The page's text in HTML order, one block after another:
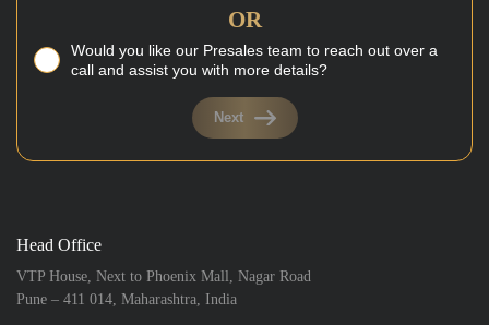
OR
Would you like our Presales team to reach out over a
call and assist you with more details?
Next
Head Office
VTP House, Next to Phoenix Mall, Nagar Road
Pune – 411 014, Maharashtra, India